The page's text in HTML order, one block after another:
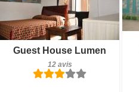
Guest House Lumen
12 avis
12 avis
Détails
Réserver